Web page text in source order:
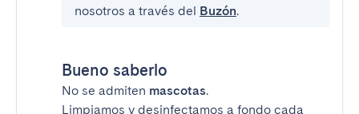
nosotros a través del Buzón.
Bueno saberlo
No se admiten mascotas.
Limpiamos y desinfectamos a fondo cada